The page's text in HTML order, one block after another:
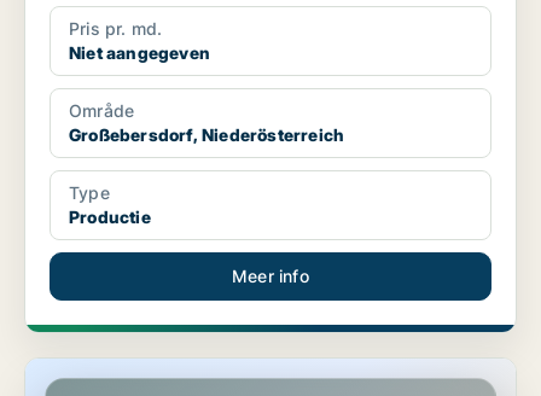
Pris pr. md.
Niet aangegeven
Område
Großebersdorf, Niederösterreich
Type
Productie
Meer info
Productie in Großebersdorf, Niederösterreich